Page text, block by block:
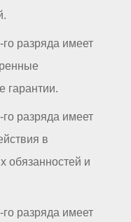
разряда имеет
гарантии.
разряда имеет
в
обязанностей и
разряда имеет